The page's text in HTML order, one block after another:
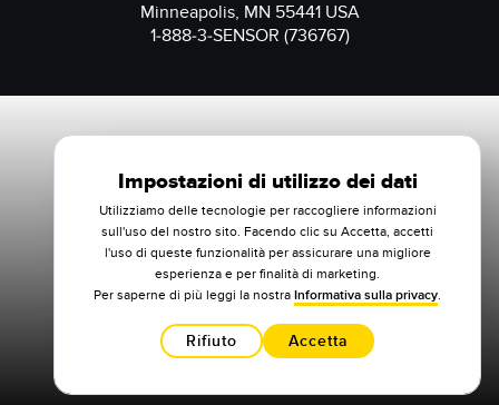
Minneapolis, MN 55441 USA
1-888-3-SENSOR (736767)
Impostazioni di utilizzo dei dati
Utilizziamo delle tecnologie per raccogliere informazioni
sull'uso del nostro sito. Facendo clic su Accetta, accetti
l'uso di queste funzionalità per assicurare una migliore
esperienza e per finalità di marketing.
Per saperne di più leggi la nostra Informativa sulla privacy.
Rifiuto Accetta